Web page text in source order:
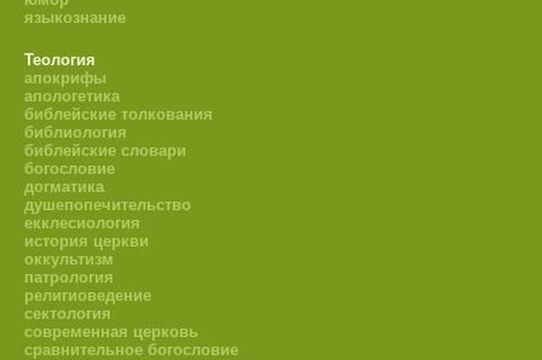
языкознание
Теология
апокрифы
апологетика
библейские толкования
библиология
библейские словари
богословие
догматика
душепопечительство
екклесиология
история церкви
оккультизм
патрология
религиоведение
сектология
современная церковь
сравнительное богословие